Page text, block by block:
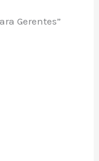
Gerentes”